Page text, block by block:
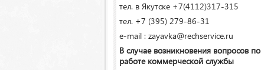
тел. в Якутске +7(4112)317-315
тел. +7 (395) 279-86-31
e-mail : zayavka@rechservice.ru
В случае возникновения вопросов по
работе коммерческой службы